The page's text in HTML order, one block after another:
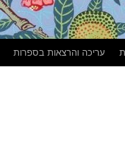
עריכה והרצאות בספרות